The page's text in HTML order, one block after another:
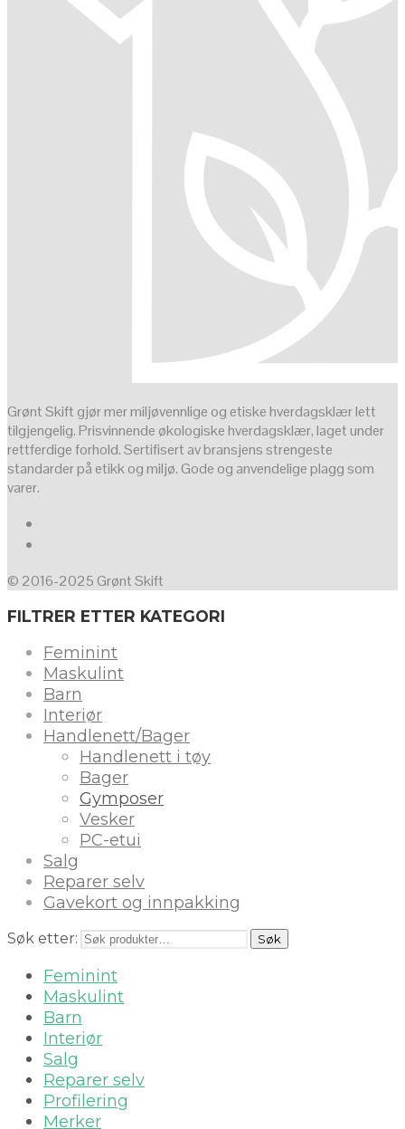
Grønt Skift gjør mer miljøvennlige og etiske hverdagsklær lett
tilgjengelig. Prisvinnende økologiske hverdagsklær, laget under
rettferdige forhold. Sertifisert av bransjens strengeste
standarder på etikk og miljø. Gode og anvendelige plagg som
varer.
© 2016-2025 Grønt Skift
FILTRER ETTER KATEGORI
Feminint
Maskulint
Barn
Interiør
Handlenett/Bager
Handlenett i tøy
Bager
Gymposer
Vesker
PC-etui
Salg
Reparer selv
Gavekort og innpakking
Søk etter: Søk
Feminint
Maskulint
Barn
Interiør
Salg
Reparer selv
Profilering
Merker